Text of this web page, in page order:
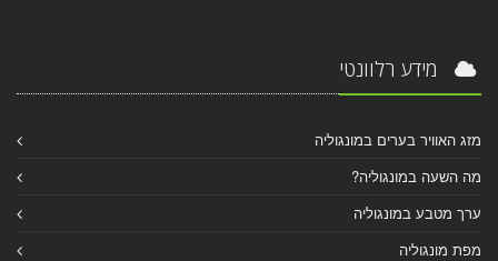
מידע רלוונטי
מזג האוויר בערים במונגוליה
מה השעה במונגוליה?
ערך מטבע במונגוליה
מפת מונגוליה